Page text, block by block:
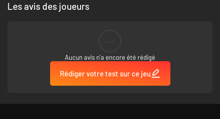
Les avis des joueurs
Aucun avis n'a encore été rédigé
Rédiger votre test sur ce jeu